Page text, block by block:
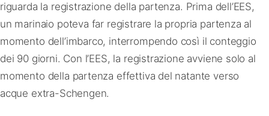
riguarda la registrazione della partenza. Prima dell’EES,
un marinaio poteva far registrare la propria partenza al
momento dell’imbarco, interrompendo così il conteggio
dei 90 giorni. Con l’EES, la registrazione avviene solo al
momento della partenza effettiva del natante verso
acque extra-Schengen.